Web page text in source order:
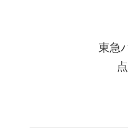
東急